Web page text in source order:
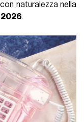
naturalezza nella
2026.